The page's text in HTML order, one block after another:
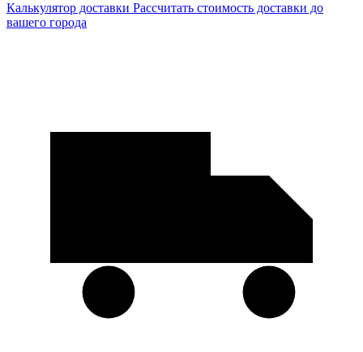
Калькулятор доставки Рассчитать стоимость доставки до
вашего города